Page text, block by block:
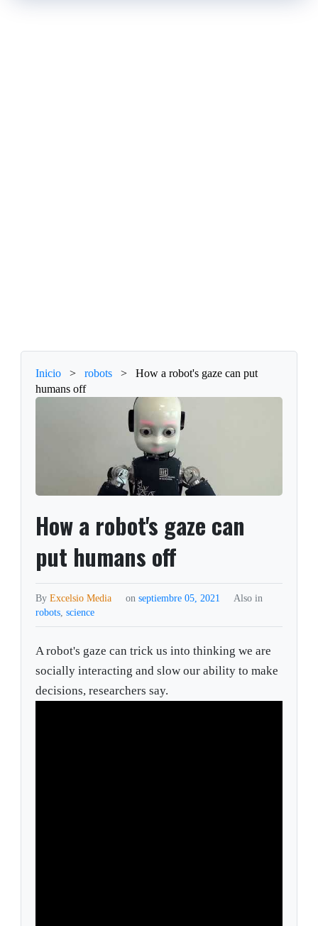
Inicio > robots >
How a robot's gaze can put
humans off
How a robot's gaze can
put humans off
ByExcelsio Media on septiembre 05, 2021
Also in
robots,science
A robot's gaze can trick us into thinking we are
socially interacting and slow our ability to make
decisions, researchers say.